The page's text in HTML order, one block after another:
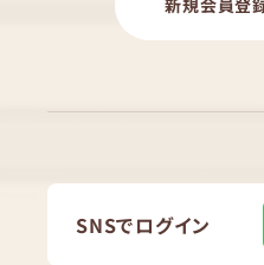
新規会員登
SNSでログイン